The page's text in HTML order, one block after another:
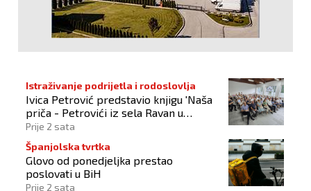
Istraživanje podrijetla i rodoslovlja
Ivica Petrović predstavio knjigu 'Naša
priča - Petrovići iz sela Ravan u
Busovači'
Prije 2 sata
Španjolska tvrtka
Glovo od ponedjeljka prestao
poslovati u BiH
Prije 2 sata